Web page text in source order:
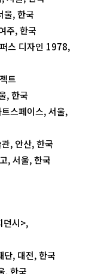
울, 한국
주, 한국
스 디자인 1978,
트
, 한국
스페이스, 서울,
, 안산, 한국
, 서울, 한국
던시>,
, 대전, 한국
, 한국